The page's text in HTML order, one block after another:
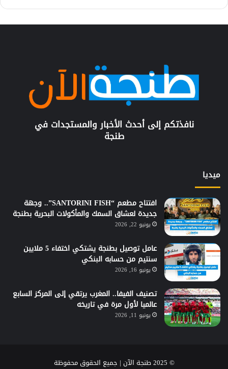
نافذتكم إلى أحدث الأخبار والمستجدات في
طنجة
ميديا
افتتاح مطعم “SANTORINI FISH”.. وجهة
جديدة لعشاق السمك والمأكولات البحرية بطنجة
يونيو 22, 2026
عامل توصيل بطنجة يشتكي اختفاء 5 ملايين
سنتيم من حسابه البنكي
يونيو 16, 2026
تصنيف الفيفا.. المغرب يرتقي إلى المركز السابع
عالميا لأول مرة في تاريخه
يونيو 11, 2026
© 2025 طنجة الآن | جميع الحقوق محفوظة